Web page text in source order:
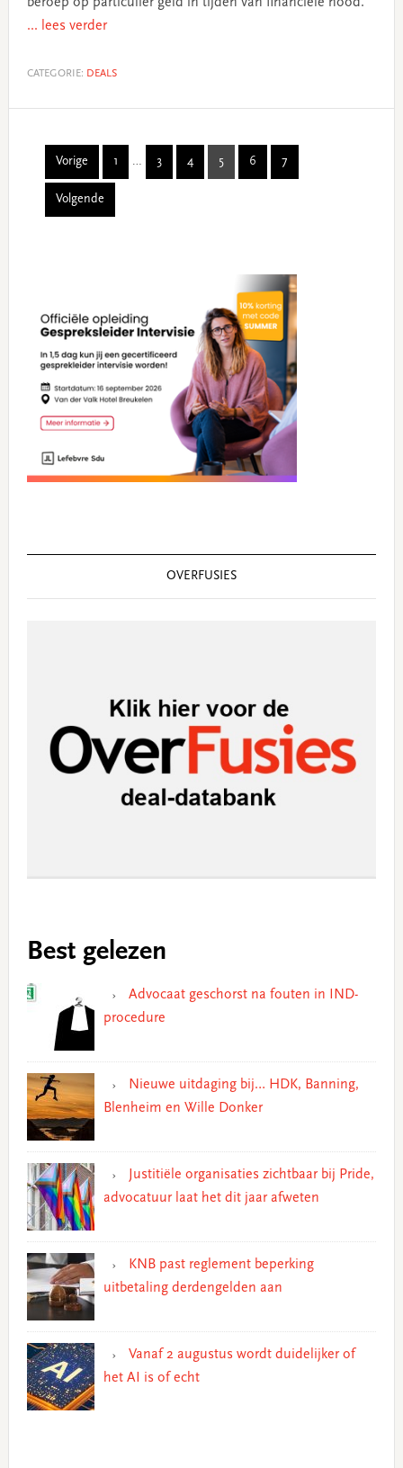
... lees verder
CATEGORIE: DEALS
Vorige Page
1
Interim
pages
… Page
3 Page
4 Page
5 Page
6 7
Volgende
OVERFUSIES
Best gelezen
Advocaat geschorst na fouten in IND-
procedure
Nieuwe uitdaging bij… HDK, Banning,
Blenheim en Wille Donker
Justitiële organisaties zichtbaar bij Pride,
advocatuur laat het dit jaar afweten
KNB past reglement beperking
uitbetaling derdengelden aan
Vanaf 2 augustus wordt duidelijker of
het AI is of echt